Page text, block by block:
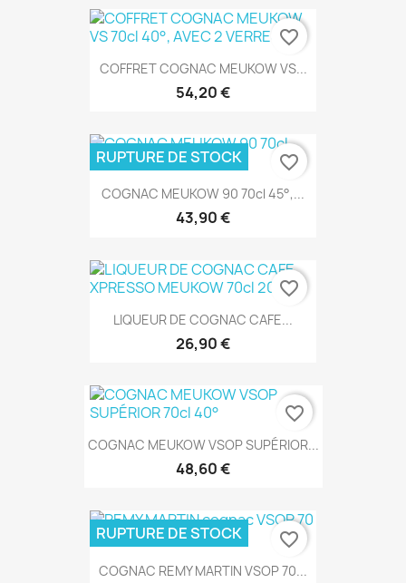
COFFRET COGNAC MEUKOW VS...
54,20 €
favorite_border
COGNAC MEUKOW 90 70cl 45°,...
43,90 €
RUPTURE DE STOCK favorite_border
LIQUEUR DE COGNAC CAFE...
26,90 €
favorite_border
COGNAC MEUKOW VSOP SUPÉRIOR...
48,60 €
favorite_border
COGNAC REMY MARTIN VSOP 70...
RUPTURE DE STOCK favorite_border